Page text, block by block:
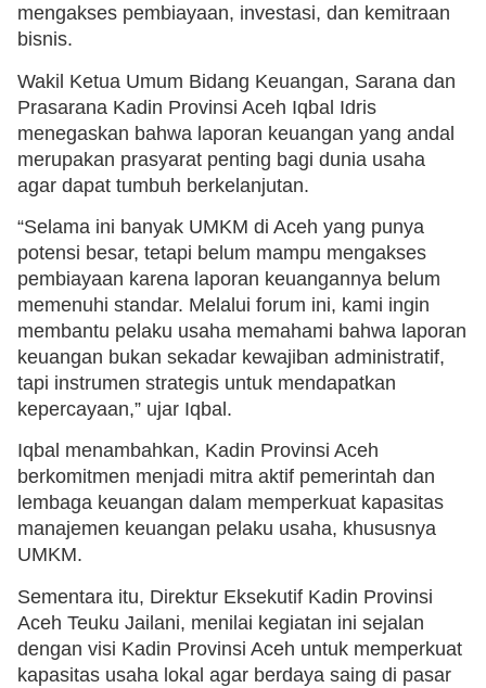
mengakses pembiayaan, investasi, dan kemitraan
bisnis.
Wakil Ketua Umum Bidang Keuangan, Sarana dan
Prasarana Kadin Provinsi Aceh Iqbal Idris
menegaskan bahwa laporan keuangan yang andal
merupakan prasyarat penting bagi dunia usaha
agar dapat tumbuh berkelanjutan.
“Selama ini banyak UMKM di Aceh yang punya
potensi besar, tetapi belum mampu mengakses
pembiayaan karena laporan keuangannya belum
memenuhi standar. Melalui forum ini, kami ingin
membantu pelaku usaha memahami bahwa laporan
keuangan bukan sekadar kewajiban administratif,
tapi instrumen strategis untuk mendapatkan
kepercayaan,” ujar Iqbal.
Iqbal menambahkan, Kadin Provinsi Aceh
berkomitmen menjadi mitra aktif pemerintah dan
lembaga keuangan dalam memperkuat kapasitas
manajemen keuangan pelaku usaha, khususnya
UMKM.
Sementara itu, Direktur Eksekutif Kadin Provinsi
Aceh Teuku Jailani, menilai kegiatan ini sejalan
dengan visi Kadin Provinsi Aceh untuk memperkuat
kapasitas usaha lokal agar berdaya saing di pasar